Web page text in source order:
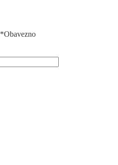
*Obavezno